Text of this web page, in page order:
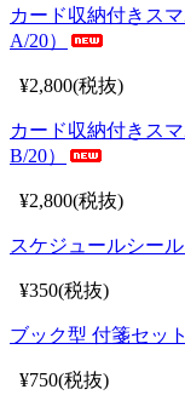
カード収納付きス
A/20）
¥2,800(税抜)
カード収納付きス
B/20）
¥2,800(税抜)
スケジュールシー
¥350(税抜)
ブック型 付箋セット
¥750(税抜)